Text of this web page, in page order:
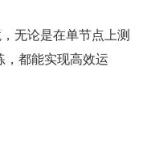
无论是在单节点上测
都能实现高效运